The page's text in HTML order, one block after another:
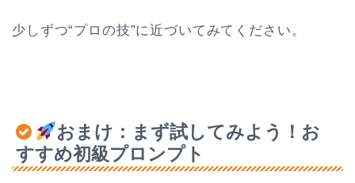
少しずつ“プロの技”に近づいてみてください。
おまけ：まず試してみよう！お
すすめ初級プロンプト